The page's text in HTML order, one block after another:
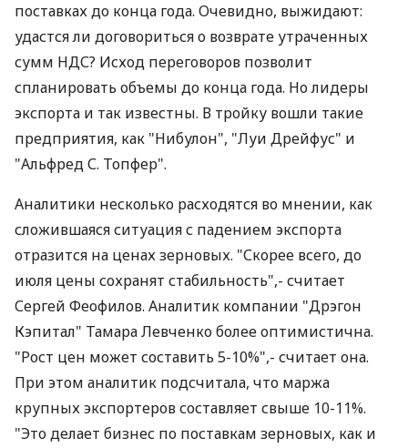
поставках до конца года. Очевидно, выжидают:
удастся ли договориться о возврате утраченных
сумм НДС? Исход переговоров позволит
спланировать объемы до конца года. Но лидеры
экспорта и так известны. В тройку вошли такие
предприятия, как "Нибулон", "Луи Дрейфус" и
"Альфред С. Топфер".
Аналитики несколько расходятся во мнении, как
сложившаяся ситуация с падением экспорта
отразится на ценах зерновых. "Скорее всего, до
июля цены сохранят стабильность",- считает
Сергей Феофилов. Аналитик компании "Дрэгон
Кэпитал" Тамара Левченко более оптимистична.
"Рост цен может составить 5-10%",- считает она.
При этом аналитик подсчитала, что маржа
крупных экспортеров составляет свыше 10-11%.
"Это делает бизнес по поставкам зерновых, как и